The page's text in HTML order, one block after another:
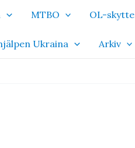
MTBO OL-skytte
Ukraina Arkiv